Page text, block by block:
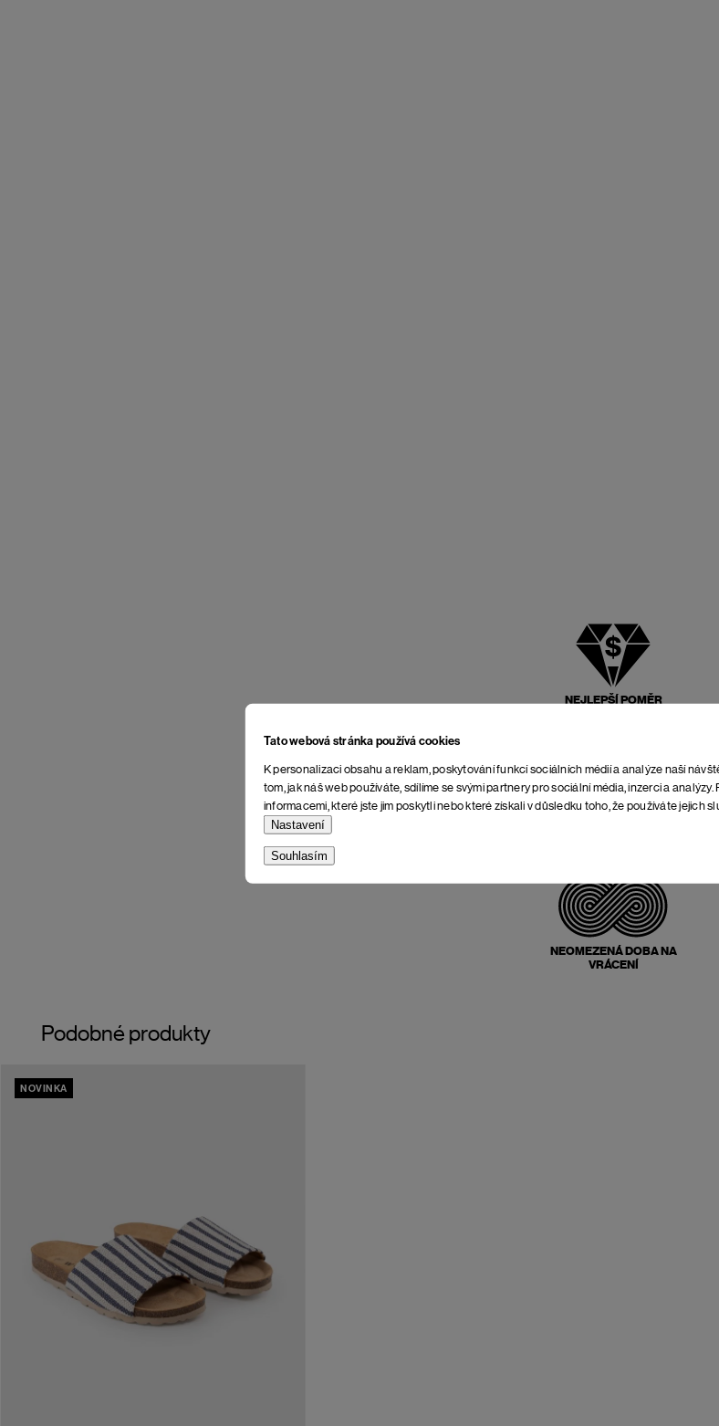
Tato webová stránka používá cookies
K personalizaci obsahu a reklam, poskytování funkcí sociálních médií a analýze naší
tom, jak náš web používáte, sdílíme se svými partnery pro sociální média, inzerci a
informacemi, které jste jim poskytli nebo které získali v důsledku toho, že používáte jejich
Nastavení
Souhlasím
NEJLEPŠÍ POMĚR
NEOMEZENÁ DOBA NA
VRÁCENÍ
Podobné produkty
NOVINKA